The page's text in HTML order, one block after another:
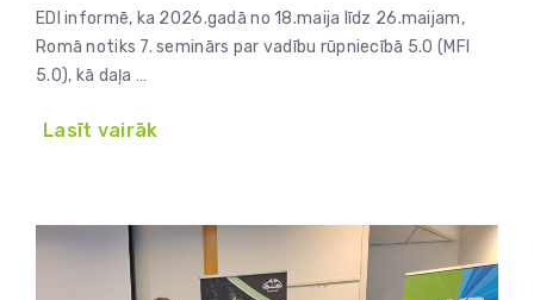
EDI informē, ka 2026.gadā no 18.maija līdz 26.maijam,
Romā notiks 7. seminārs par vadību rūpniecībā 5.0 (MFI
5.0), kā daļa …
Lasīt vairāk